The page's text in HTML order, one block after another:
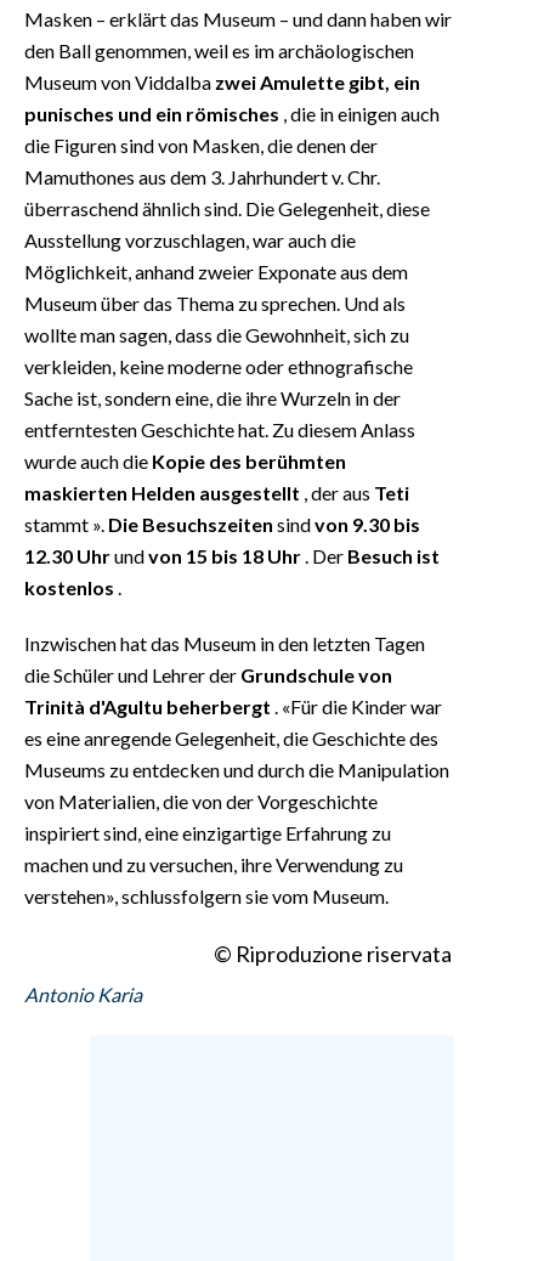
NECROLOGI
PUBBLICITÀ
SPIAGGE
STORE
Masken – erklärt das Museum – und dann haben wir
den Ball genommen, weil es im archäologischen
Museum von Viddalba zwei Amulette gibt, ein
punisches und ein römisches , die in einigen auch
die Figuren sind von Masken, die denen der
Mamuthones aus dem 3. Jahrhundert v. Chr.
überraschend ähnlich sind. Die Gelegenheit, diese
Ausstellung vorzuschlagen, war auch die
Möglichkeit, anhand zweier Exponate aus dem
Museum über das Thema zu sprechen. Und als
wollte man sagen, dass die Gewohnheit, sich zu
verkleiden, keine moderne oder ethnografische
Sache ist, sondern eine, die ihre Wurzeln in der
entferntesten Geschichte hat. Zu diesem Anlass
wurde auch die Kopie des berühmten
maskierten Helden ausgestellt , der aus Teti
stammt ». Die Besuchszeiten sindvon 9.30 bis
12.30 Uhrundvon 15 bis 18 Uhr . Der Besuch ist
kostenlos
Inzwischen hat das Museum in den letzten Tagen
die Schüler und Lehrer der Grundschule von
Trinità d'Agultu beherbergt . «Für die Kinder war
es eine anregende Gelegenheit, die Geschichte des
Museums zu entdecken und durch die Manipulation
von Materialien, die von der Vorgeschichte
inspiriert sind, eine einzigartige Erfahrung zu
machen und zu versuchen, ihre Verwendung zu
verstehen», schlussfolgern sie vom Museum.
© Riproduzione riservata
Antonio Karia